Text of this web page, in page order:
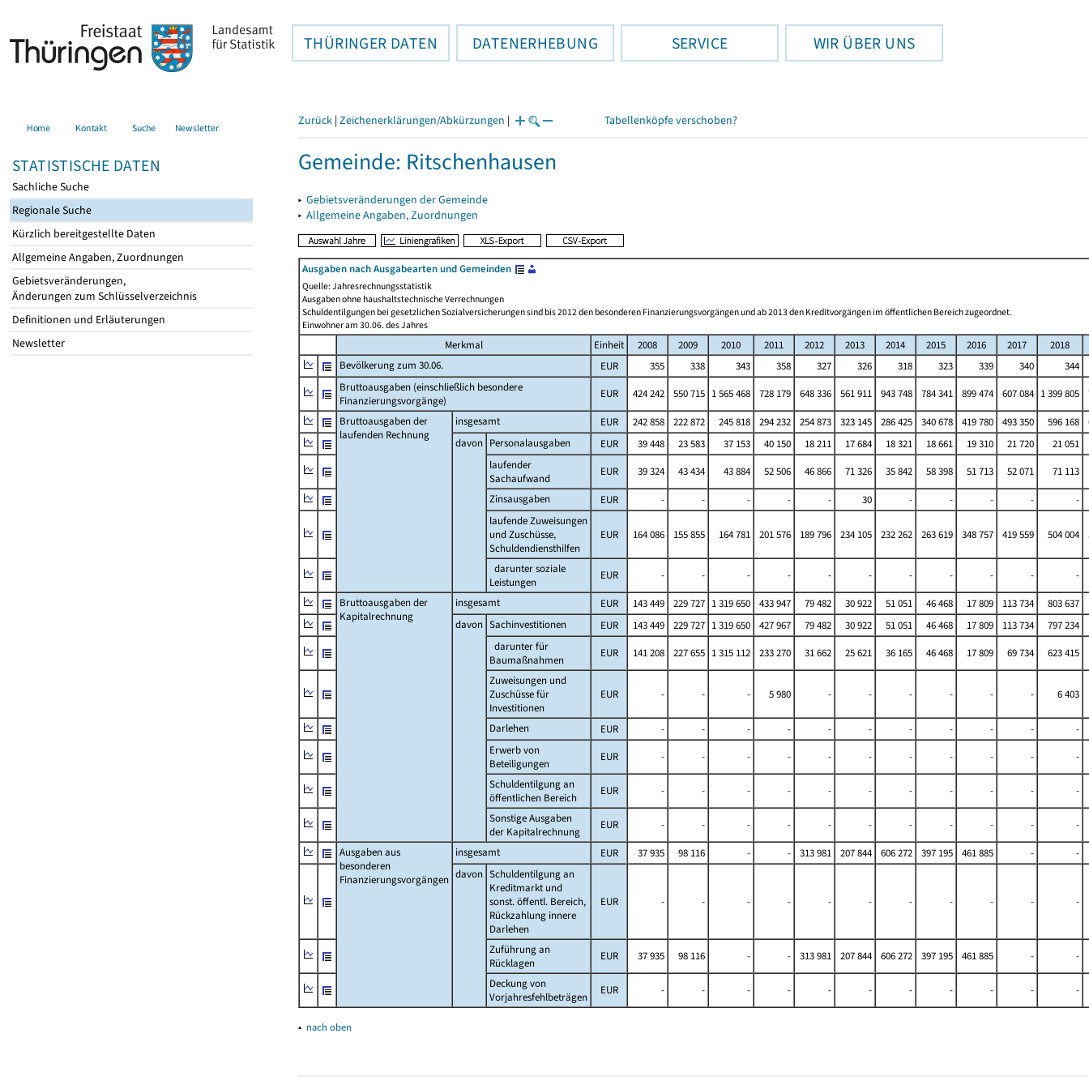
THÜRINGER DATEN DATENERHEBUNG SERVICE WIR ÜBER UNS
Home Kontakt Suche Newsletter
STATISTISCHE DATEN
Sachliche Suche
Regionale Suche
Kürzlich bereitgestellte Daten
Allgemeine Angaben, Zuordnungen
Gebietsveränderungen,
Änderungen zum Schlüsselverzeichnis
Definitionen und Erläuterungen
Newsletter
Zurück | Zeichenerklärungen/Abkürzungen | Tabellenköpfe verschoben?
Gemeinde: Ritschenhausen
▸ Gebietsveränderungen der Gemeinde
▸ Allgemeine Angaben, Zuordnungen
Ausgaben nach Ausgabearten und Gemeinden
Quelle: Jahresrechnungsstatistik
Ausgaben ohne haushaltstechnische Verrechnungen
Schuldentilgungen bei gesetzlichen Sozialversicherungen sind bis 2012 den besonderen Finanzierungsvorgängen und ab 2013 den Kreditvorgängen im öffentlichen Bereich zugeordnet.
Einwohner am 30.06. des Jahres
Merkmal Einheit 2008 2009 2010 2011 2012 2013 2014 2015 2016 2017
2018
Bevölkerung zum 30.06.
EUR 355 338 343 358 327 326 318 323 339 340
344
Bruttoausgaben (einschließlich besondere
Finanzierungsvorgänge)
EUR 424 242 550 715 1 565 468 728 179 648 336 561 911 943 748 784 341 899 474 607 084 1 399 805
Bruttoausgaben der
laufenden Rechnung
insgesamt EUR 242 858 222 872 245 818 294 232 254 873 323 145 286 425 340 678 419 780 493 350 596 168
davon Personalausgaben EUR 39 448 23 583 37 153 40 150 18 211 17 684 18 321 18 661 19 310 21 720
21 051
laufender
Sachaufwand
EUR 39 324 43 434 43 884 52 506 46 866 71 326 35 842 58 398 51 713 52 071
71 113
Zinsausgaben
EUR - - - - - 30 - - - -
-
laufende Zuweisungen
und Zuschüsse,
Schuldendiensthilfen
EUR 164 086 155 855 164 781 201 576 189 796 234 105 232 262 263 619 348 757 419 559 504 004
darunter soziale
Leistungen
EUR - - - - - - - - - -
-
Bruttoausgaben der
Kapitalrechnung
insgesamt EUR 143 449 229 727 1 319 650 433 947 79 482 30 922 51 051 46 468 17 809 113 734 803 637
davon Sachinvestitionen EUR 143 449 229 727 1 319 650 427 967 79 482 30 922 51 051 46 468 17 809 113 734 797 234
darunter für
Baumaßnahmen
EUR 141 208 227 655 1 315 112 233 270 31 662 25 621 36 165 46 468 17 809 69 734
623 415
Zuweisungen und
Zuschüsse für
Investitionen
EUR - - - 5 980 - - - - - - 6 403
Darlehen EUR - - - - - - - - - -
-
Erwerb von
Beteiligungen
EUR - - - - - - - - - -
-
Schuldentilgung an
öffentlichen Bereich
EUR - - - - - - - - - -
-
Sonstige Ausgaben
der Kapitalrechnung
EUR - - - - - - - - - -
-
Ausgaben aus
besonderen
Finanzierungsvorgängen
insgesamt EUR 37 935 98 116 - - 313 981 207 844 606 272 397 195 461 885 -
-
davon Schuldentilgung an
Kreditmarkt und
sonst. öffentl. Bereich,
Rückzahlung innere
Darlehen
EUR - - - - - - - - - - -
Zuführung an
Rücklagen
EUR 37 935 98 116 - - 313 981 207 844 606 272 397 195 461 885 -
-
Deckung von
Vorjahresfehlbeträgen
EUR - - - - - - - - - - -
▴ nach oben